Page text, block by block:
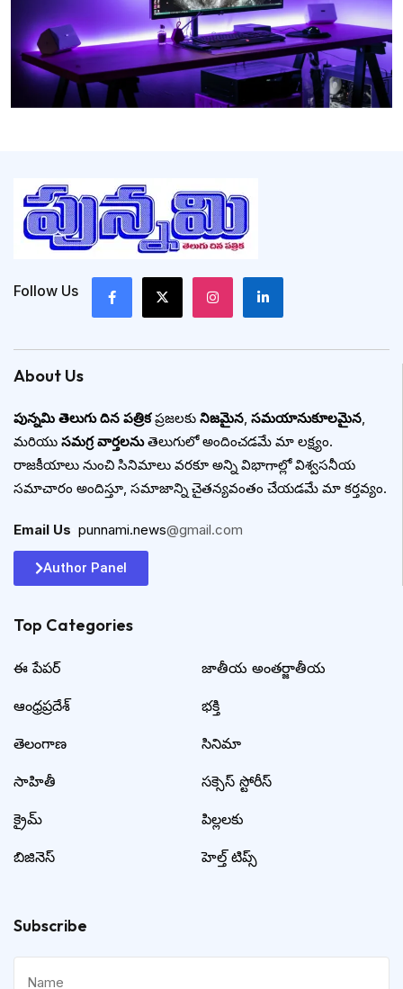
Follow Us
About Us
పున్నమి తెలుగు దిన పత్రికప్రజలకు నిజమైన, సమయానుకూలమైన,
మరియు సమగ్ర వార్తలనుతెలుగులో అందించడమే మా లక్ష్యం.
రాజకీయాలు నుంచి సినిమాలు వరకూ అన్ని విభాగాల్లో విశ్వసనీయ
సమాచారం అందిస్తూ, సమాజాన్ని చైతన్యవంతం చేయడమే మా కర్తవ్యం.
Email Us punnami.news@gmail.com
Author Panel
Top Categories​
ఈ పేపర్
ఆంధ్రప్రదేశ్
తెలంగాణ
సాహితీ
క్రైమ్
బిజినెస్
జాతీయ అంతర్జాతీయ
భక్తి
సినిమా
సక్సెస్ స్టోరీస్
పిల్లలకు
హెల్త్ టిప్స్
Subscribe